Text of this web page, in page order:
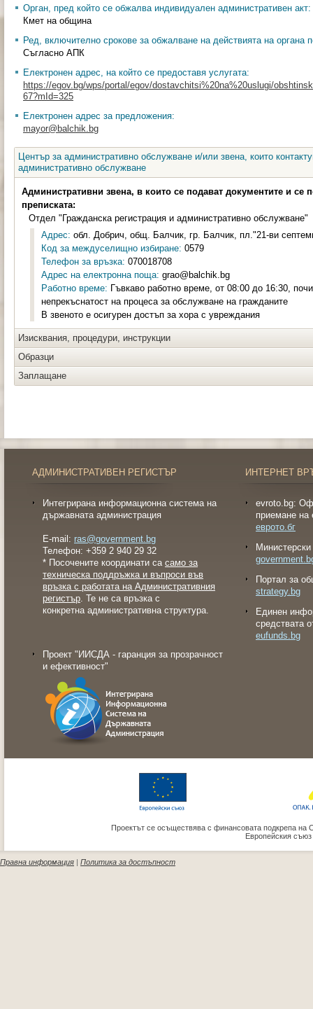
Орган, пред който се обжалва индивидуален административен акт:
Кмет на община
Ред, включително срокове за обжалване на действията на органа
Съгласно АПК
Електронен адрес, на който се предоставя услугата:
https://egov.bg/wps/portal/egov/dostavchitsi%20na%20uslugi/
67?mId=325
Електронен адрес за предложения:
mayor@balchik.bg
Център за административно обслужване и/или звена, които
административно обслужване
Административни звена, в които се подават документите и се
преписката:
Отдел "Гражданска регистрация и административно обслужване"
Адрес: обл. Добрич, общ. Балчик, гр. Балчик, пл."21-ви
Код за междуселищно избиране: 0579
Телефон за връзка: 070018708
Адрес на електронна поща: grao@balchik.bg
Работно време: Гъвкаво работно време, от 08:00 до 16:30,
непрекъснатост на процеса за обслужване на гражданите
В звеното е осигурен достъп за хора с увреждания
Изисквания, процедури, инструкции
Образци
Заплащане
АДМИНИСТРАТИВЕН РЕГИСТЪР
Интегрирана информационна система на
държавната администрация
E-mail: ras@government.bg
Телефон: +359 2 940 29 32
* Посочените координати са само за
техническа поддръжка и въпроси във
връзка с работата на Административния
регистър. Те не са връзка с
конкретна административна структура.
Проект "ИИСДА - гаранция за прозрачност
и ефективност"
ИНТЕРНЕТ
evroto.bg:
приемане на
еврото.бг
Портал за
strategy.bg
Eдинен
средствата
eufunds.bg
Проектът се осъществява с финансовата подкрепа на
Европейския
Правна информация | Политика за достъпност